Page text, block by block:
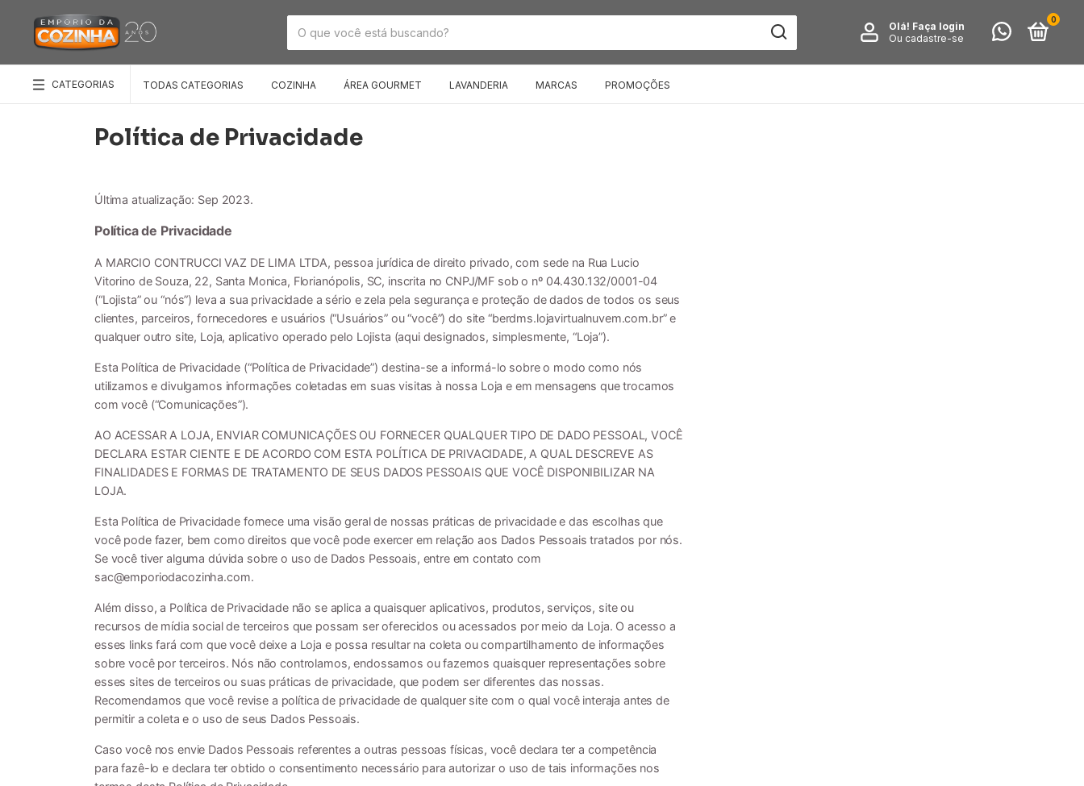
Olá! Faça login
Ou cadastre-se
0
CATEGORIAS TODAS CATEGORIAS COZINHA ÁREA GOURMET LAVANDERIA MARCAS PROMOÇÕES
Política de Privacidade
Última atualização: Sep 2023.
Política de Privacidade
A MARCIO CONTRUCCI VAZ DE LIMA LTDA, pessoa jurídica de direito privado, com sede na Rua Lucio
Vitorino de Souza, 22, Santa Monica, Florianópolis, SC, inscrita no CNPJ/MF sob o nº 04.430.132/0001-04
(“Lojista” ou “nós”) leva a sua privacidade a sério e zela pela segurança e proteção de dados de todos os seus
clientes, parceiros, fornecedores e usuários (“Usuários” ou “você”) do site “berdms.lojavirtualnuvem.com.br” e
qualquer outro site, Loja, aplicativo operado pelo Lojista (aqui designados, simplesmente, “Loja”).
Esta Política de Privacidade (“Política de Privacidade”) destina-se a informá-lo sobre o modo como nós
utilizamos e divulgamos informações coletadas em suas visitas à nossa Loja e em mensagens que trocamos
com você (“Comunicações”).
AO ACESSAR A LOJA, ENVIAR COMUNICAÇÕES OU FORNECER QUALQUER TIPO DE DADO PESSOAL, VOCÊ
DECLARA ESTAR CIENTE E DE ACORDO COM ESTA POLÍTICA DE PRIVACIDADE, A QUAL DESCREVE AS
FINALIDADES E FORMAS DE TRATAMENTO DE SEUS DADOS PESSOAIS QUE VOCÊ DISPONIBILIZAR NA
LOJA.
Esta Política de Privacidade fornece uma visão geral de nossas práticas de privacidade e das escolhas que
você pode fazer, bem como direitos que você pode exercer em relação aos Dados Pessoais tratados por nós.
Se você tiver alguma dúvida sobre o uso de Dados Pessoais, entre em contato com
sac@emporiodacozinha.com.
Além disso, a Política de Privacidade não se aplica a quaisquer aplicativos, produtos, serviços, site ou
recursos de mídia social de terceiros que possam ser oferecidos ou acessados por meio da Loja. O acesso a
esses links fará com que você deixe a Loja e possa resultar na coleta ou compartilhamento de informações
sobre você por terceiros. Nós não controlamos, endossamos ou fazemos quaisquer representações sobre
esses sites de terceiros ou suas práticas de privacidade, que podem ser diferentes das nossas.
Recomendamos que você revise a política de privacidade de qualquer site com o qual você interaja antes de
permitir a coleta e o uso de seus Dados Pessoais.
Caso você nos envie Dados Pessoais referentes a outras pessoas físicas, você declara ter a competência
para fazê-lo e declara ter obtido o consentimento necessário para autorizar o uso de tais informações nos